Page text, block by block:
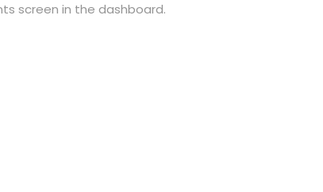
screen in the dashboard.